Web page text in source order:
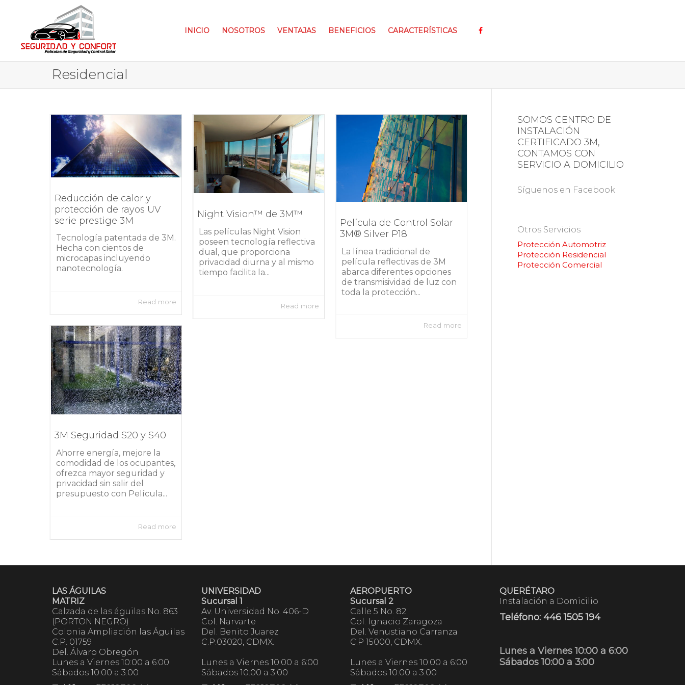
INICIO NOSOTROS VENTAJAS BENEFICIOS CARACTERÍSTICAS
Residencial
Reducción de calor y
protección de rayos UV
serie prestige 3M
Tecnología patentada de 3M.
Hecha con cientos de
microcapas incluyendo
nanotecnología.
Read more
Night Vision™ de 3M™
Las películas Night Vision
poseen tecnología reflectiva
dual, que proporciona
privacidad diurna y al mismo
tiempo facilita la...
Read more
Película de Control Solar
3M® Silver P18
La línea tradicional de
película reflectivas de 3M
abarca diferentes opciones
de transmisividad de luz con
toda la protección...
Read more
3M Seguridad S20 y S40
Ahorre energía, mejore la
comodidad de los ocupantes,
ofrezca mayor seguridad y
privacidad sin salir del
presupuesto con Película...
Read more
SOMOS CENTRO DE
INSTALACIÓN
CERTIFICADO 3M,
CONTAMOS CON
SERVICIO A DOMICILIO
Síguenos en Facebook
Otros Servicios
Protección Automotriz
Protección Residencial
Protección Comercial
LAS ÁGUILAS
MATRIZ
Calzada de las águilas No. 863
(PORTON NEGRO)
Colonia Ampliación las Águilas
C.P. 01759
Del. Álvaro Obregón
Lunes a Viernes 10:00 a 6:00
Sábados 10:00 a 3:00
UNIVERSIDAD
Sucursal 1
Av. Universidad No. 406-D
Col. Narvarte
Del. Benito Juarez
C.P.03020, CDMX.
Lunes a Viernes 10:00 a 6:00
Sábados 10:00 a 3:00
AEROPUERTO
Sucursal 2
Calle 5 No. 82
Col. Ignacio Zaragoza
Del. Venustiano Carranza
C.P 15000, CDMX.
Lunes a Viernes 10:00 a 6:00
Sábados 10:00 a 3:00
QUERÉTARO
Instalación a Domicilio
Teléfono: 446 1505 194
Lunes a Viernes 10:00 a 6:00
Sábados 10:00 a 3:00